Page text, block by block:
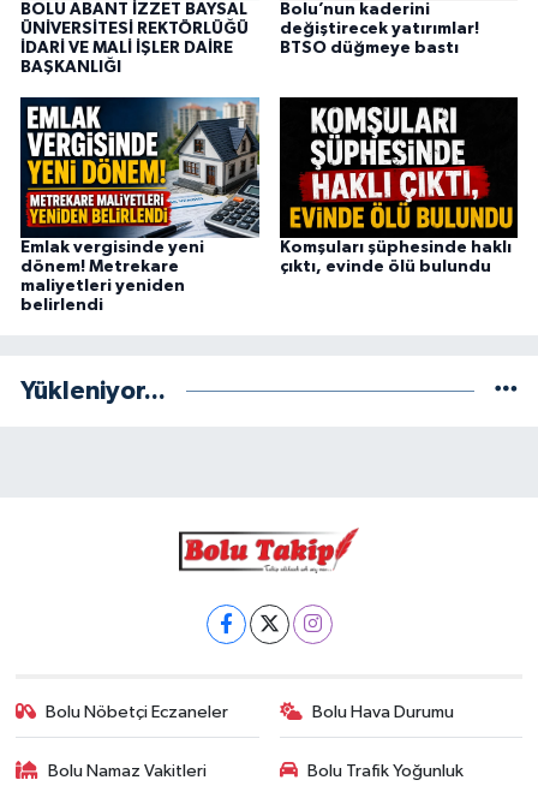
BOLU ABANT İZZET BAYSAL
ÜNİVERSİTESİ REKTÖRLÜĞÜ
İDARİ VE MALİ İŞLER DAİRE
BAŞKANLIĞI
Bolu’nun kaderini
değiştirecek yatırımlar!
BTSO düğmeye bastı
Emlak vergisinde yeni
dönem! Metrekare
maliyetleri yeniden
belirlendi
Komşuları şüphesinde haklı
çıktı, evinde ölü bulundu
Yükleniyor...
Bolu Nöbetçi Eczaneler Bolu Hava Durumu
Bolu Namaz Vakitleri
Bolu Trafik Yoğunluk